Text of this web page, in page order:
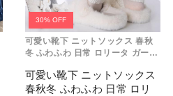
30% OFF
可愛い靴下 ニットソックス 春秋
冬 ふわふわ 日常 ロリータ ガーリ
系 ブラック グレー ベージュ
cm067t2t2x1 ホワイト
可愛い靴下 ニットソックス
春秋冬 ふわふわ 日常 ロリ